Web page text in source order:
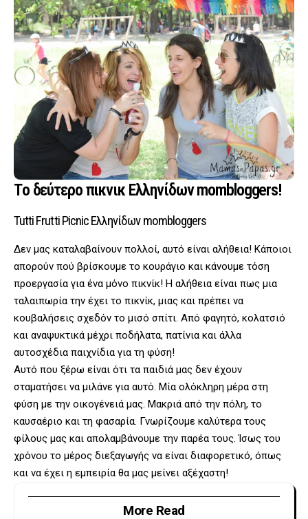
Tο δεύτερο πικνικ Ελληνίδων mombloggers!
Tutti Frutti Picnic Ελληνίδων mombloggers
Δεν μας καταλαβαίνουν πολλοί, αυτό είναι αλήθεια! Κάποιοι
απορούν πού βρίσκουμε το κουράγιο και κάνουμε τόση
προεργασία για ένα μόνο πικνίκ! Η αλήθεια είναι πως μια
ταλαιπωρία την έχει το πικνίκ, μιας και πρέπει να
κουβαλήσεις σχεδόν το μισό σπίτι. Από φαγητό, κολατσιό
και αναψυκτικά μέχρι ποδήλατα, πατίνια και άλλα
αυτοσχέδια παιχνίδια για τη φύση!
Αυτό που ξέρω είναι ότι τα παιδιά μας δεν έχουν
σταματήσει να μιλάνε για αυτό. Μία ολόκληρη μέρα στη
φύση με την οικογένειά μας. Μακριά από την πόλη, το
καυσαέριο και τη φασαρία. Γνωρίζουμε καλύτερα τους
φίλους μας και απολαμβάνουμε την παρέα τους. Ίσως του
χρόνου το μέρος διεξαγωγής να είναι διαφορετικό, όπως
και να έχει η εμπειρία θα μας μείνει αξέχαστη!
More Read